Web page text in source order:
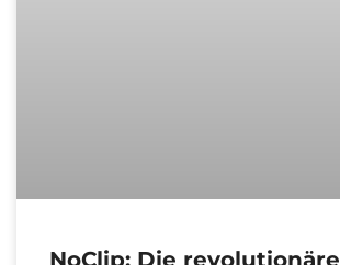
NoClip: Die revolutionäre